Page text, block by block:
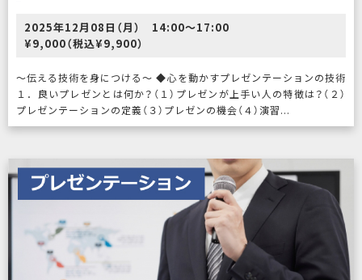
2025年12月08日（月） 14:00〜17:00
¥9,000（税込¥9,900）
〜伝える技術を身につける〜 ◆心を動かすプレゼンテーションの技術
１．良いプレゼンとは何か？（１）プレゼンが上手い人の特徴は？（２）
プレゼンテーションの定義（３）プレゼンの機会（４）演習...